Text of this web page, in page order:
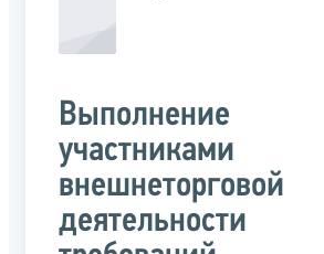
Выполнение
участниками
внешнеторговой
деятельности